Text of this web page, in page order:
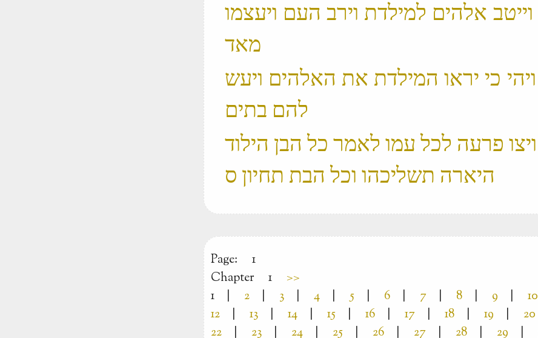
‫ 20 ׃1 וייטב אלהים למילדת וירב העם ויעצמו
‫ 21 ׃1 ויהי כי יראו המילדת את האלהים ויעש
‫ 22 ׃1 ויצו פרעה לכל עמו לאמר כל הבן הילוד
Page:
1
Chapter
1
>>
1
| 2 | 3 | 4 | 5 | 6 | 7 | 8 | 9 | 10
12
| 13 | 14 | 15 | 16 | 17 | 18 | 19 | 20
22
| 23 | 24 | 25 | 26 | 27 | 28 | 29 |